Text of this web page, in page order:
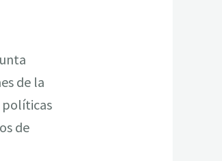
de la
políticas
de